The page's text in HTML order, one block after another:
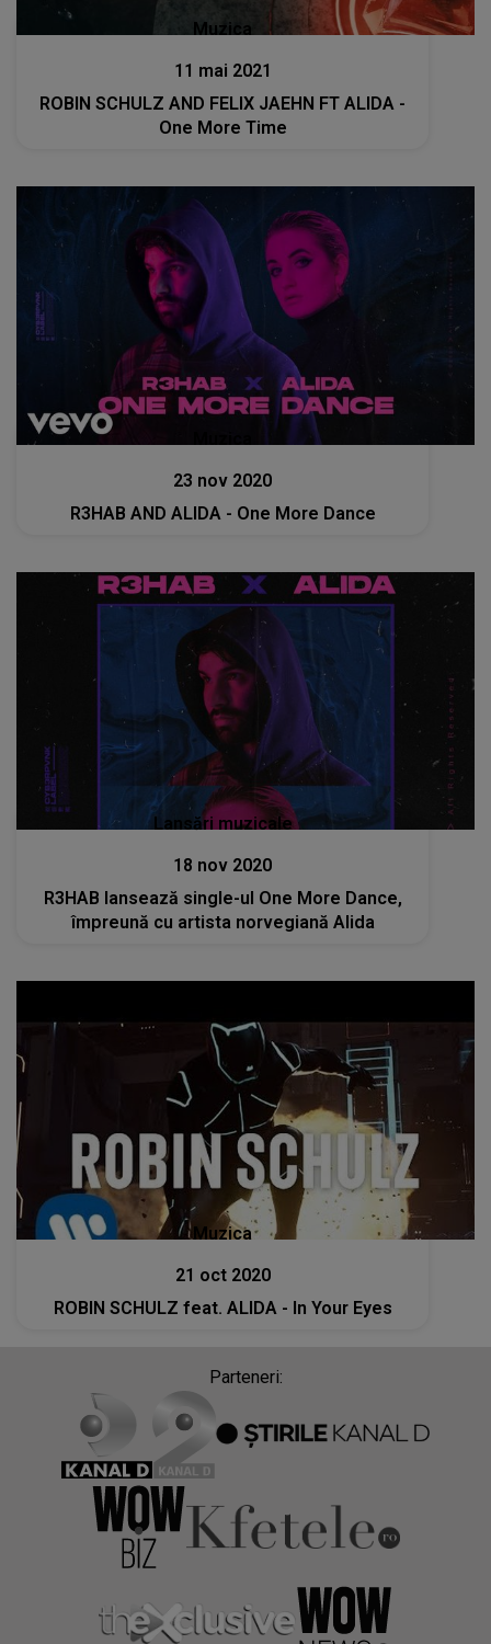
Muzica
11 mai 2021
ROBIN SCHULZ AND FELIX JAEHN FT ALIDA -
One More Time
23 nov 2020
R3HAB AND ALIDA - One More Dance
Lansări muzicale
18 nov 2020
R3HAB lansează single-ul One More Dance,
împreună cu artista norvegiană Alida
Muzica
21 oct 2020
ROBIN SCHULZ feat. ALIDA - In Your Eyes
Parteneri: